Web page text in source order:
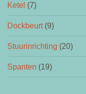
Ketel (7)
Dockbeurt(9)
Stuurinrichting (20)
Spanten (19)